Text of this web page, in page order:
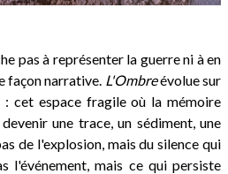
pas à représenter la guerre ni à en
façon narrative. L'Ombreévolue sur
cet espace fragile où la mémoire
une trace, un sédiment, une
de l'explosion, mais du silence qui
l'événement, mais ce qui persiste